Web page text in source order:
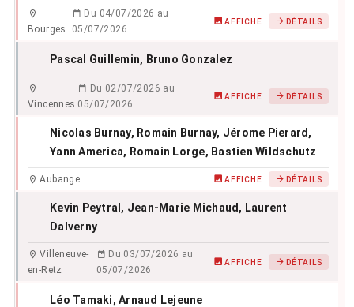
Bourges
Du 04/07/2026 au
05/07/2026
AFFICHE DÉTAILS
Pascal Guillemin, Bruno Gonzalez
Vincennes
Du 02/07/2026 au
05/07/2026
AFFICHE DÉTAILS
Nicolas Burnay, Romain Burnay, Jérome Pierard ,
Yann America, Romain Lorge, Bastien Wildschutz
Aubange AFFICHE DÉTAILS
Kevin Peytral , Jean-Marie Michaud , Laurent
Dalverny
Villeneuve-
en-Retz
Du 03/07/2026 au
05/07/2026
AFFICHE DÉTAILS
Léo Tamaki, Arnaud Lejeune